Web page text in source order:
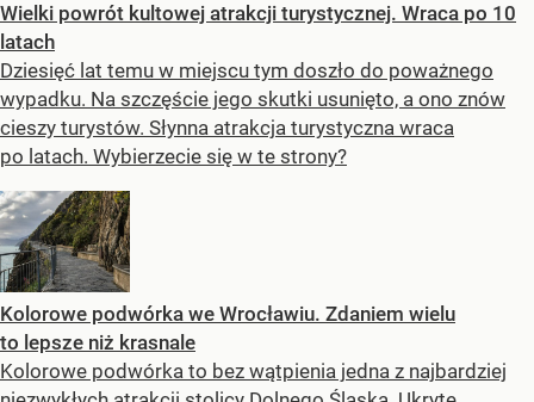
Wielki powrót kultowej atrakcji turystycznej. Wraca po 10
latach
Dziesięć lat temu w miejscu tym doszło do poważnego
wypadku. Na szczęście jego skutki usunięto, a ono znów
cieszy turystów. Słynna atrakcja turystyczna wraca
po latach. Wybierzecie się w te strony?
Kolorowe podwórka we Wrocławiu. Zdaniem wielu
to lepsze niż krasnale
Kolorowe podwórka to bez wątpienia jedna z najbardziej